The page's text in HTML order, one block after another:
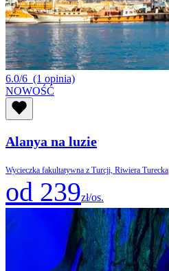
6.0/6 (1 opinia)
NOWOŚĆ
Alanya na luzie
Wycieczka fakultatywna z Turcji, Riwiera Turecka
od 239zł/os.